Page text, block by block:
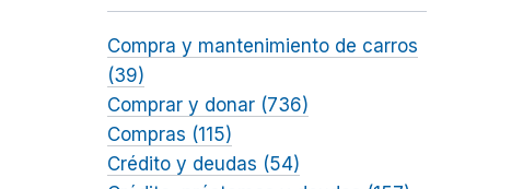
Compra y mantenimiento de carros
(39)
Comprar y donar (736)
Compras (115)
Crédito y deudas (54)